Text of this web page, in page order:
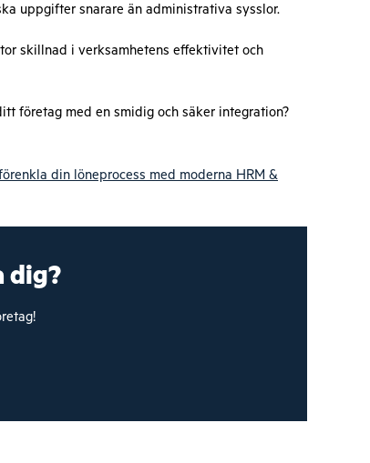
uppgifter snarare än administrativa sysslor.
skillnad i verksamhetens effektivitet och
företag med en smidig och säker integration?
din löneprocess med moderna HRM &
dig?